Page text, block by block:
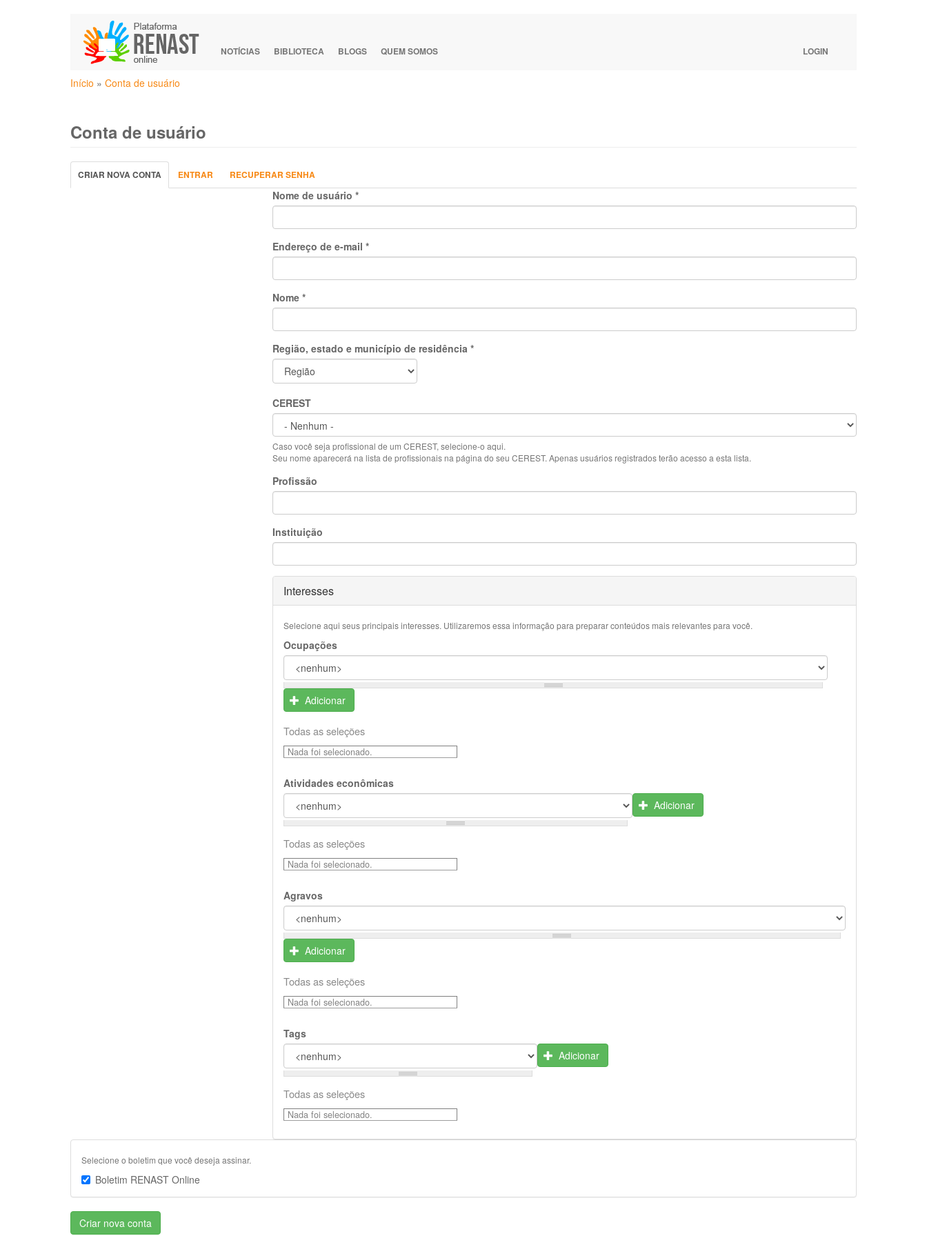
NOTÍCIAS BIBLIOTECA BLOGS QUEM SOMOS LOGIN
Você
Início » Conta de usuário
Conta de usuário
Abas
primárias
CRIAR NOVA CONTA (ABA
ATIVA)
ENTRAR RECUPERAR SENHA
Nome de usuário *
Endereço de e-mail *
Nome *
Região, estado e município de residência *
CEREST
Caso você seja profissional de um CEREST, selecione-o aqui.
Seu nome aparecerá na lista de profissionais na página do seu CEREST. Apenas usuários registrados terão acesso a esta lista.
Profissão
Instituição
Ocultar
Interesses
Selecione aqui seus principais interesses. Utilizaremos essa informação para preparar conteúdos mais relevantes para você.
Ocupações
Adicionar
Todas as seleções
Nada foi selecionado.
Atividades econômicas
Adicionar
Todas as seleções
Nada foi selecionado.
Agravos
Adicionar
Todas as seleções
Nada foi selecionado.
Tags
Adicionar
Todas as seleções
Nada foi selecionado.
Selecione o boletim que você deseja assinar.
Boletim RENAST Online
Criar nova conta